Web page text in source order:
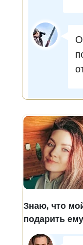
Знаю, что
подарить